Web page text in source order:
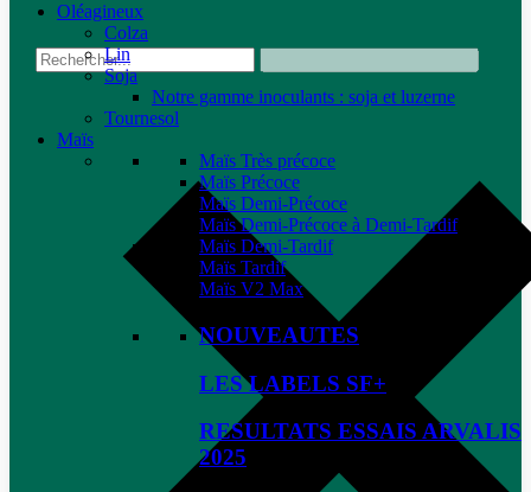
Oléagineux
Colza
Lin
Soja
Notre gamme inoculants : soja et luzerne
Tournesol
Maïs
Maïs Très précoce
Maïs Précoce
Maïs Demi-Précoce
Maïs Demi-Précoce à Demi-Tardif
Maïs Demi-Tardif
Maïs Tardif
Maïs V2 Max
NOUVEAUTES
LES LABELS SF+
RESULTATS ESSAIS ARVALIS
2025